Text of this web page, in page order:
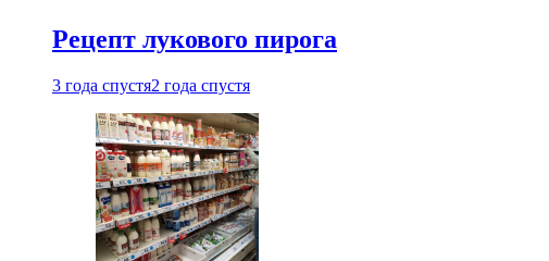
Рецепт лукового пирога
3 года спустя2 года спустя